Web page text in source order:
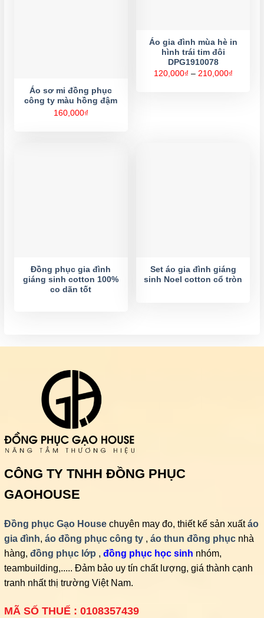
Áo sơ mi đồng phục
công ty màu hồng đậm
160,000₫
Áo gia đình mùa hè in
hình trái tim đôi
DPG1910078
120,000₫ – 210,000₫Khoảng
Đồng phục gia đình
giáng sinh cotton 100%
co dãn tốt
Set áo gia đình giáng
sinh Noel cotton cổ tròn
CÔNG TY TNHH ĐỒNG PHỤC
GAOHOUSE
Đồng phục Gạo Housechuyên may đo, thiết kế sản xuấtáo
gia đình, áo đồng phục công ty, áo thun đồng phụcnhà
hàng, đồng phục lớp , đồng phục học sinh nhóm,
teambuilding,..... Đảm bảo uy tín chất lượng, giá thành cạnh
tranh nhất thị trường Việt Nam.
MÃ SỐ THUẾ : 0108357439